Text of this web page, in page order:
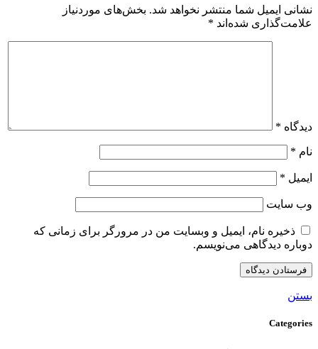
نشانی ایمیل شما منتشر نخواهد شد. بخش‌های موردنیاز
علامت‌گذاری شده‌اند *
دیدگاه *
نام *
ایمیل *
وب‌ سایت
ذخیره نام، ایمیل و وبسایت من در مرورگر برای زمانی که
دوباره دیدگاهی می‌نویسم.
بستن
Categories